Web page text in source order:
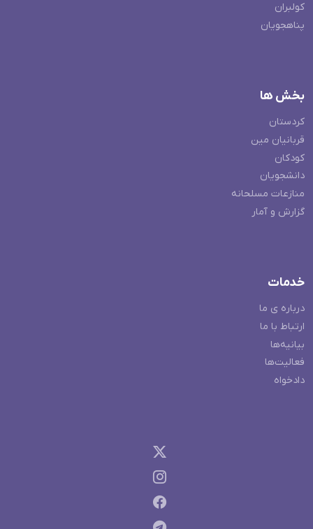
کولبران
پناهجویان
بخش ها
کردستان
قربانیان مین
کودکان
دانشجویان
منازعات مسلحانه
گزارش و آمار
خدمات
درباره ی ما
ارتباط با ما
بیانیه‌ها
فعالیت‌ها
دادخواه